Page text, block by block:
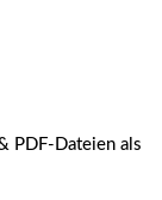
PDF-Dateien als